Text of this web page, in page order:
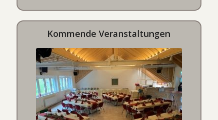
Kommende Veranstaltungen